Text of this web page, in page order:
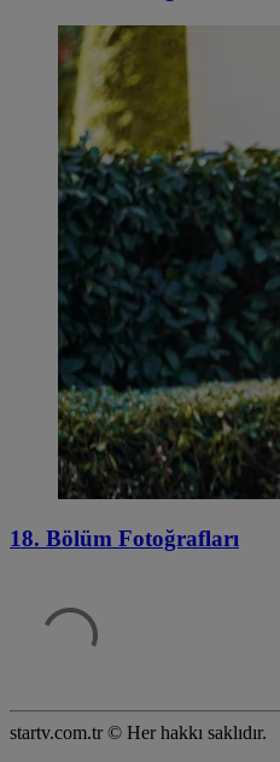
18. Bölüm Fotoğrafları
startv.com.tr © Her hakkı saklıdır.